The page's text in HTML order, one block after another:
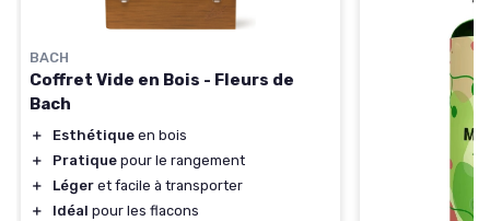
BACH
Coffret Vide en Bois - Fleurs de
Bach
＋ Esthétique en bois
＋
Pratique pour le rangement
＋
Léger et facile à transporter
＋
Idéal pour les flacons